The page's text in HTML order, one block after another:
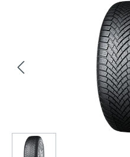
Bildergalerie überspringen